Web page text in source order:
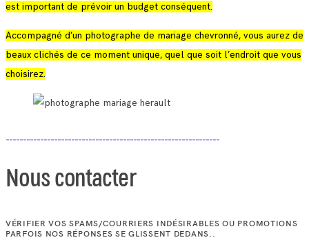
est important de prévoir un budget conséquent.
Accompagné d’un photographe de mariage chevronné, vous aurez de
beaux clichés de ce moment unique, quel que soit l’endroit que vous
choisirez.
Nous contacter
VÉRIFIER VOS SPAMS/COURRIERS INDÉSIRABLES OU PROMOTIONS
PARFOIS NOS RÉPONSES SE GLISSENT DEDANS..